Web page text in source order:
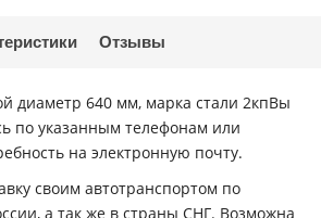
Отзывы
диаметр 640 мм, марка стали 2кпВы
по указанным телефонам или
на электронную почту.
своим автотранспортом по
а так же в страны СНГ. Возможна